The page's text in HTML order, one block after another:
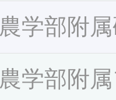
農学部附
農学部附